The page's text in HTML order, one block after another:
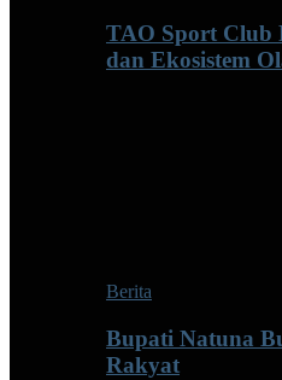
TAO Sport Club
dan Ekosistem
Berita
Bupati Natuna
Rakyat